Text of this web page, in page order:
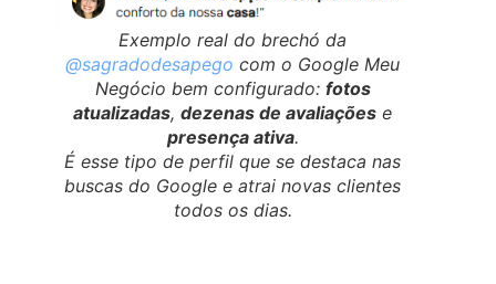
Exemplo real do brechó da
@sagradodesapego com o Google Meu
Negócio bem configurado: fotos
atualizadas, dezenas de avaliações e
presença ativa.
É esse tipo de perfil que se destaca nas
buscas do Google e atrai novas clientes
todos os dias.